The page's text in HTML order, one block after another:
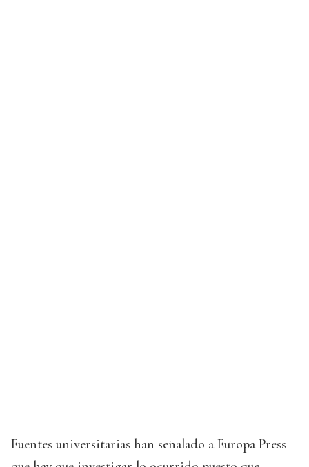
Fuentes universitarias han señalado a Europa Press